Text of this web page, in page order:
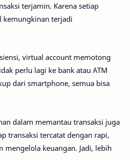
terjamin. Karena setiap
kemungkinan terjadi
virtual account memotong
perlu lagi ke bank atau ATM
dari smartphone, semua bisa
dalam memantau transaksi juga
transaksi tercatat dengan rapi,
mengelola keuangan. Jadi, lebih